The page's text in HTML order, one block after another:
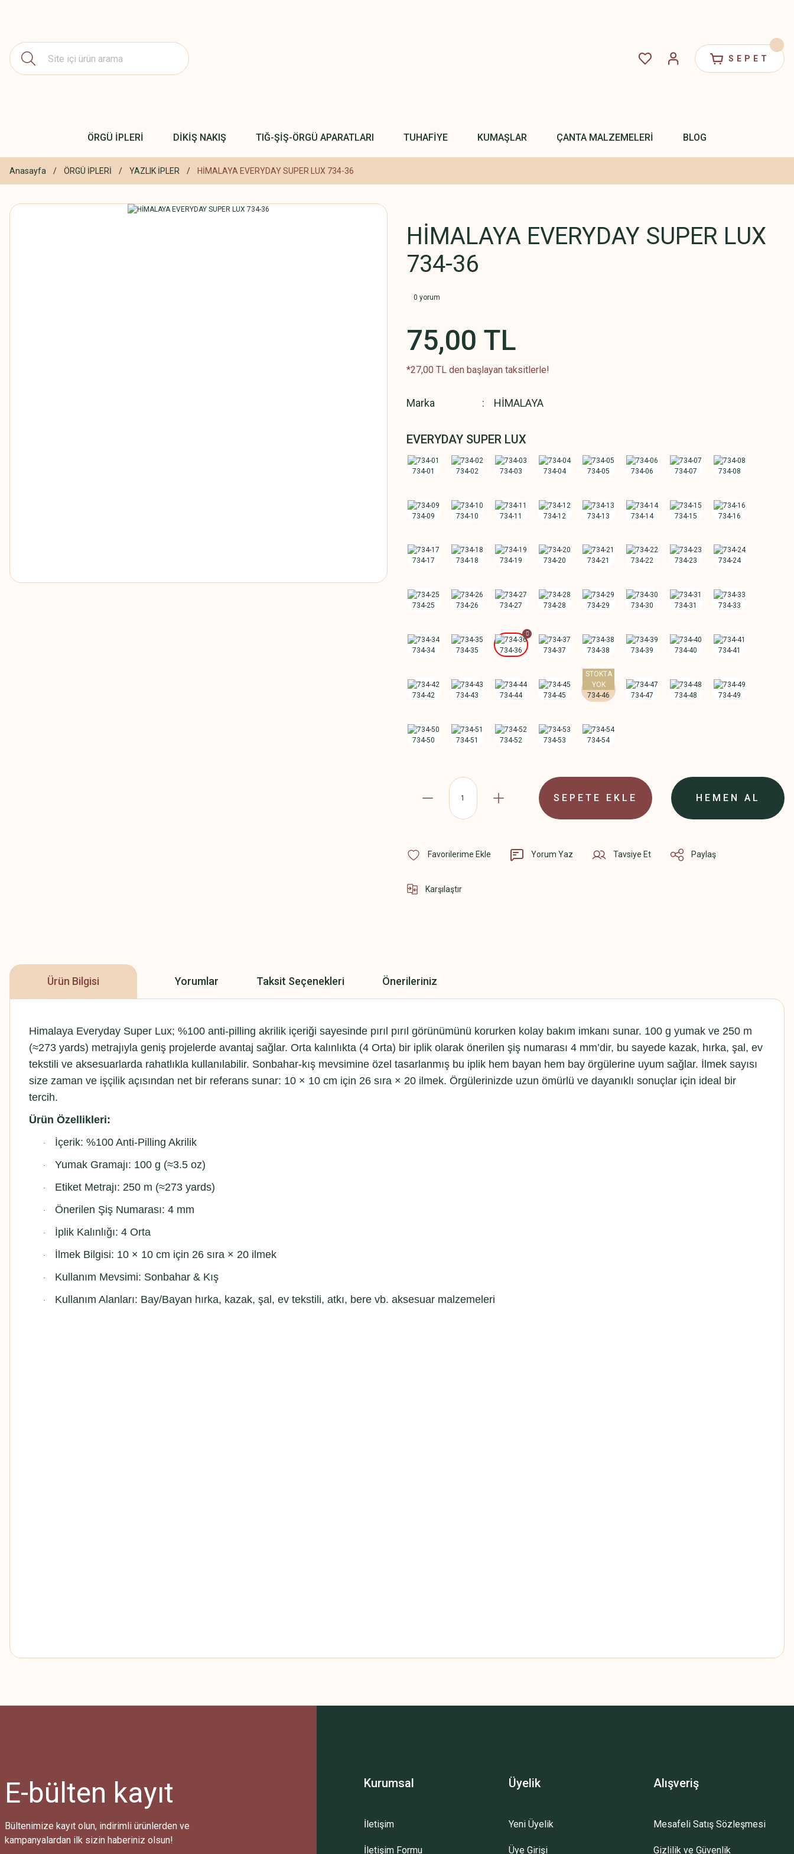
SEPET
ÖRGÜ İPLERİ DİKİŞ NAKIŞ TIĞ-ŞİŞ-ÖRGÜ APARATLARI TUHAFİYE KUMAŞLAR ÇANTA MALZEMELERİ BLOG
Anasayfa ÖRGÜ İPLERİ YAZLIK İPLER HİMALAYA EVERYDAY SUPER LUX 734-36
HİMALAYA EVERYDAY SUPER LUX
734-36
0 yorum
75,00 TL
*27,00 TL den başlayan taksitlerle!
Marka HİMALAYA
EVERYDAY SUPER LUX
SEPETE EKLE HEMEN AL
Yorum Yaz Tavsiye Et Paylaş
Karşılaştır
Ürün Bilgisi Yorumlar Taksit Seçenekleri Önerileriniz
Himalaya Everyday Super Lux; %100 anti-pilling akrilik içeriği sayesinde pırıl pırıl görünümünü korurken kolay bakım imkanı sunar. 100 g yumak ve 250 m
(≈273 yards) metrajıyla geniş projelerde avantaj sağlar. Orta kalınlıkta (4 Orta) bir iplik olarak önerilen şiş numarası 4 mm’dir, bu sayede kazak, hırka, şal, ev
tekstili ve aksesuarlarda rahatlıkla kullanılabilir. Sonbahar-kış mevsimine özel tasarlanmış bu iplik hem bayan hem bay örgülerine uyum sağlar. İlmek sayısı
size zaman ve işçilik açısından net bir referans sunar: 10 × 10 cm için 26 sıra × 20 ilmek. Örgülerinizde uzun ömürlü ve dayanıklı sonuçlar için ideal bir
tercih.
Ürün Özellikleri:
· İçerik: %100 Anti-Pilling Akrilik
· Yumak Gramajı: 100 g (≈3.5 oz)
· Etiket Metrajı: 250 m (≈273 yards)
· Önerilen Şiş Numarası: 4 mm
· İplik Kalınlığı: 4 Orta
· İlmek Bilgisi: 10 × 10 cm için 26 sıra × 20 ilmek
· Kullanım Mevsimi: Sonbahar & Kış
·
Kullanım Alanları: Bay/Bayan hırka, kazak, şal, ev tekstili, atkı, bere vb. aksesuar malzemeleri
Bu ürüne ilk yorumu siz yapın!
Bu ürüne benzer farklı alternatifler olmalı.
E-bülten kayıt
Bültenimize kayıt olun, indirimli ürünlerden ve
kampanyalardan ilk sizin haberiniz olsun!
Kurumsal
İletişim
İletişim Formu
Üyelik
Yeni Üyelik
Üye Girişi
Alışveriş
Mesafeli Satış Sözleşmesi
Gizlilik ve Güvenlik